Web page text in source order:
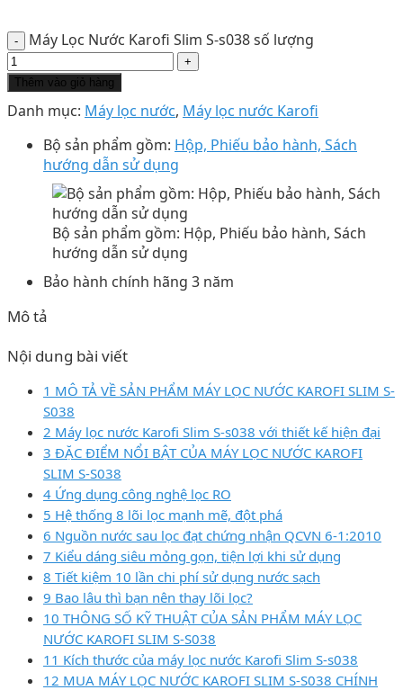
Máy Lọc Nước Karofi Slim S-s038 số lượng
Thêm vào giỏ hàng
Danh mục: Máy lọc nước, Máy lọc nước Karofi
Bộ sản phẩm gồm: Hộp, Phiếu bảo hành, Sách
hướng dẫn sử dụng
Bộ sản phẩm gồm: Hộp, Phiếu bảo hành, Sách
hướng dẫn sử dụng
Bảo hành chính hãng 3 năm
Mô tả
Nội dung bài viết
1 MÔ TẢ VỀ SẢN PHẨM MÁY LỌC NƯỚC KAROFI SLIM S-
S038
2 Máy lọc nước Karofi Slim S-s038 với thiết kế hiện đại
3 ĐẶC ĐIỂM NỔI BẬT CỦA MÁY LỌC NƯỚC KAROFI
SLIM S-S038
4 Ứng dụng công nghệ lọc RO
5 Hệ thống 8 lõi lọc mạnh mẽ, đột phá
6 Nguồn nước sau lọc đạt chứng nhận QCVN 6-1:2010
7 Kiểu dáng siêu mỏng gọn, tiện lợi khi sử dụng
8 Tiết kiệm 10 lần chi phí sử dụng nước sạch
9 Bao lâu thì bạn nên thay lõi lọc?
10 THÔNG SỐ KỸ THUẬT CỦA SẢN PHẨM MÁY LỌC
NƯỚC KAROFI SLIM S-S038
11 Kích thước của máy lọc nước Karofi Slim S-s038
12 MUA MÁY LỌC NƯỚC KAROFI SLIM S-S038 CHÍNH